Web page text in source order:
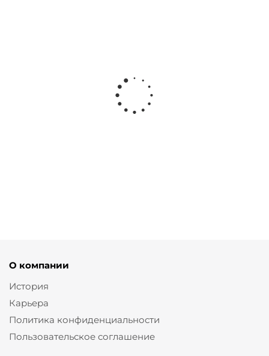
О компании
История
Карьера
Политика конфиденциальности
Пользовательское соглашение